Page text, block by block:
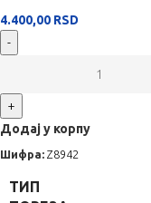
4.400,00 RSD
-
+
Додај у корпу
Шифра: Z8942
ТИП